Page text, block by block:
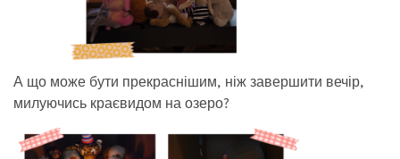
А що може бути прекраснішим, ніж завершити вечір,
милуючись краєвидом на озеро?